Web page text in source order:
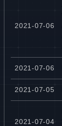
2021-07-06
2021-07-06
2021-07-05
2021-07-04